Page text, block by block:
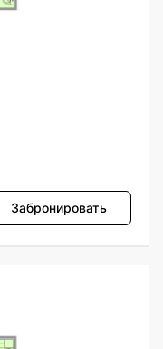
Забронировать